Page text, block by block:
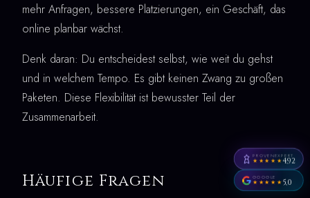
mehr Anfragen, bessere Platzierungen, ein Geschäft, das
online planbar wächst.
Denk daran: Du entscheidest selbst, wie weit du gehst
und in welchem Tempo. Es gibt keinen Zwang zu großen
Paketen. Diese Flexibilität ist bewusster Teil der
Zusammenarbeit.
Häufige Fragen
PROVENEXPERT
★★★★★4,92
GOOGLE
★★★★★5,0